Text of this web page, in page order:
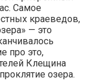
Самое
краеведов,
— это
про это,
Клещина
озера.